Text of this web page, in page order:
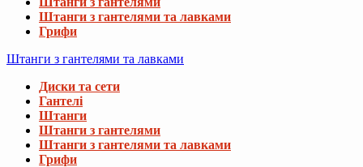
Штанги з гантелями та лавками
Грифи
Штанги з гантелями та лавками
Диски та сети
Гантелі
Штанги
Штанги з гантелями
Штанги з гантелями та лавками
Грифи